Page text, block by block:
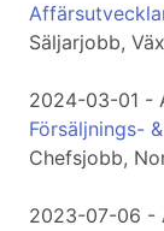
Säljarjobb,
2024-03-01 -
Försäljnings-
Chefsjobb,
2023-07-06 -